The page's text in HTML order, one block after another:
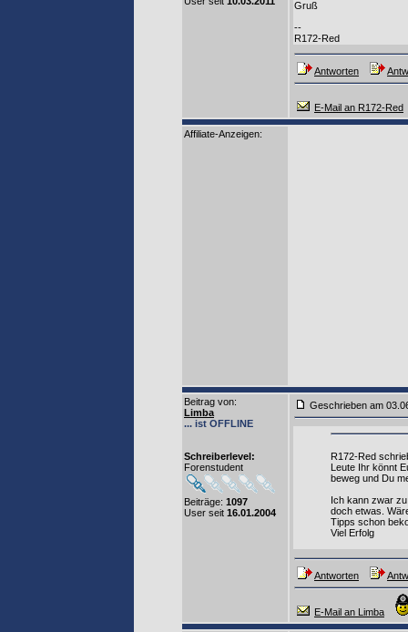
Gruß
--
R172-Red
Antworten
E-Mail an R172-Red
Affiliate-Anzeigen:
Beitrag von:
Limba
... ist OFFLINE
Schreiberlevel:
Forenstudent
Beiträge: 1097
User seit 16.01.2004
Geschrieben am
R172-Red
Leute Ihr könnt
beweg und Du
Ich kann zwar
doch etwas.
Tipps schon
Viel Erfolg
Antworten
E-Mail an Limba